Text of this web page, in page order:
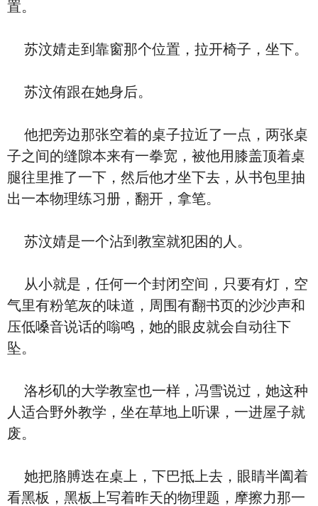
置。
苏汶婧走到靠窗那个位置，拉开椅子，坐下。
苏汶侑跟在她身后。
他把旁边那张空着的桌子拉近了一点，两张桌
子之间的缝隙本来有一拳宽，被他用膝盖顶着桌
腿往里推了一下，然后他才坐下去，从书包里抽
出一本物理练习册，翻开，拿笔。
苏汶婧是一个沾到教室就犯困的人。
从小就是，任何一个封闭空间，只要有灯，空
气里有粉笔灰的味道，周围有翻书页的沙沙声和
压低嗓音说话的嗡鸣，她的眼皮就会自动往下
坠。
洛杉矶的大学教室也一样，冯雪说过，她这种
人适合野外教学，坐在草地上听课，一进屋子就
废。
她把胳膊迭在桌上，下巴抵上去，眼睛半阖着
看黑板，黑板上写着昨天的物理题，摩擦力那一